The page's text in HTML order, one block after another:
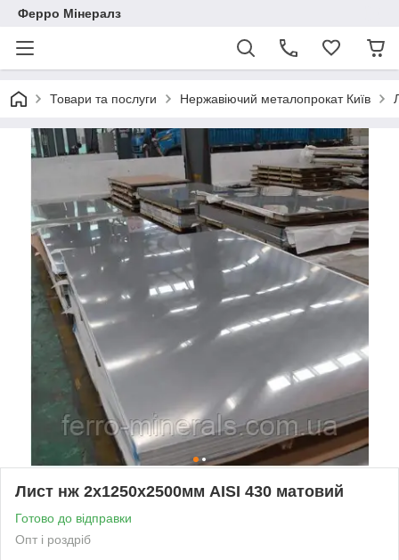
Ферро Мінералз
Товари та послуги Нержавіючий металопрокат Київ
Лист нж 2х1250х2500мм AISI 430 матовий
Готово до відправки
Опт і роздріб